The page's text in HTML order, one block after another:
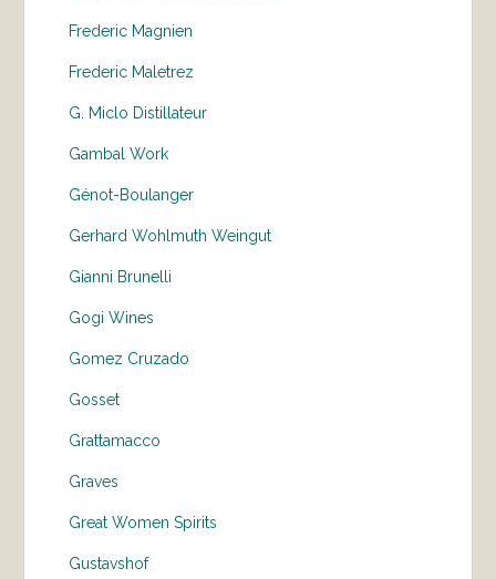
Frederic Magnien
Frederic Maletrez
G. Miclo Distillateur
Gambal Work
Génot-Boulanger
Gerhard Wohlmuth Weingut
Gianni Brunelli
Gogi Wines
Gomez Cruzado
Gosset
Grattamacco
Graves
Great Women Spirits
Gustavshof